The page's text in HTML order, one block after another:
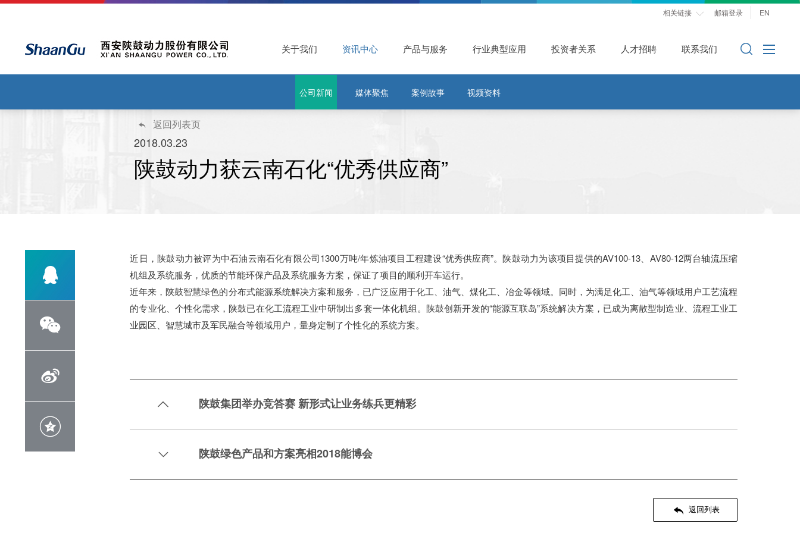
相关链接  邮箱登录 EN
关于我们 资讯中心 产品与服务 行业典型应用 投资者关系 人才招聘 联系我们
公司新闻 媒体聚焦 案例故事 视频资料
 返回列表页
2018.03.23
陕鼓动力获云南石化“优秀供应商”




近日，陕鼓动力被评为中石油云南石化有限公司1300万吨/年炼油项目工程建设“优秀供应商”。陕鼓动力为该项目提供的AV100-13、AV80-12两台轴流压缩
机组及系统服务，优质的节能环保产品及系统服务方案，保证了项目的顺利开车运行。
近年来，陕鼓智慧绿色的分布式能源系统解决方案和服务，已广泛应用于化工、油气、煤化工、冶金等领域。同时，为满足化工、油气等领域用户工艺流程
的专业化、个性化需求，陕鼓已在化工流程工业中研制出多套一体化机组。陕鼓创新开发的“能源互联岛”系统解决方案，已成为离散型制造业、流程工业工
业园区、智慧城市及军民融合等领域用户，量身定制了个性化的系统方案。
 陕鼓集团举办竞答赛 新形式让业务练兵更精彩
 陕鼓绿色产品和方案亮相2018能博会
 返回列表